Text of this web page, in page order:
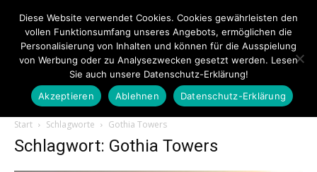
Touristiknews.de
Start Schlagworte Gothia Towers
Schlagwort: Gothia Towers
Diese Website verwendet Cookies. Cookies gewährleisten den
vollen Funktionsumfang unseres Angebots, ermöglichen die
Personalisierung von Inhalten und können für die Ausspielung
von Werbung oder zu Analysezwecken gesetzt werden. Lesen
Sie auch unsere Datenschutz-Erklärung!
Akzeptieren
Ablehnen Datenschutz-Erklärung